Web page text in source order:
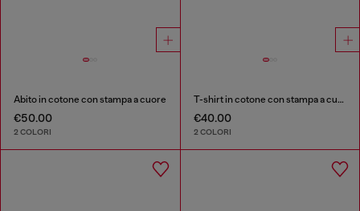
Abito in cotone con stampa a cuore
€50.00
2 COLORI
T-shirt in cotone con stampa a cuore
€40.00
2 COLORI